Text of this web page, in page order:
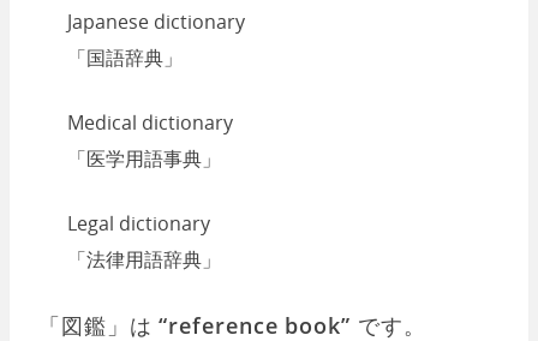
Japanese dictionary
「国語辞典」
Medical dictionary
「医学用語事典」
Legal dictionary
「法律用語辞典」
「図鑑」は “reference book” です。